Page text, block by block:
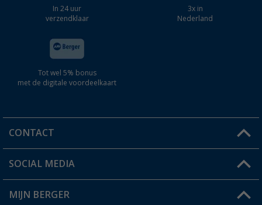
In 24 uur
verzendklaar
3x in
Nederland
Tot wel 5% bonus
met de digitale voordeelkaart
CONTACT
Een vraag?
Winkel vinden
SOCIAL MEDIA
MIJN BERGER